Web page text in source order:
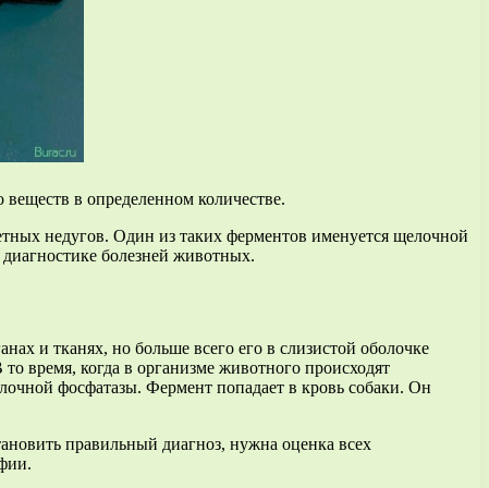
в определенном количестве.
недугов. Один из таких ферментов именуется щелочной
болезней животных.
и тканях, но больше всего его в слизистой оболочке
время, когда в организме животного происходят
фосфатазы. Фермент попадает в кровь собаки. Он
правильный диагноз, нужна оценка всех